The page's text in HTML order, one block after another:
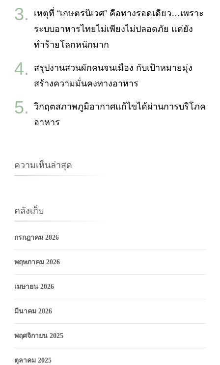
เหตุที่ “เกษตรนิเวศ” คือทางรอดเดียว…เพราะ
ระบบอาหารไทยไม่เพียงไม่ปลอดภัย แต่ยัง
ทำร้ายโลกหนักมาก
สรุปงานสวนผักคนจนเมือง กับเป้าหมายมุ่ง
สร้างความมั่นคงทางอาหาร
วิกฤตสภาพภูมิอากาศแก้ไขได้ผ่านการบริโภค
อาหาร
ความเห็นล่าสุด
คลังเก็บ
กรกฎาคม 2026
พฤษภาคม 2026
เมษายน 2026
มีนาคม 2026
พฤศจิกายน 2025
ตุลาคม 2025